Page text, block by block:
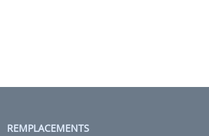
REMPLACEMENTS